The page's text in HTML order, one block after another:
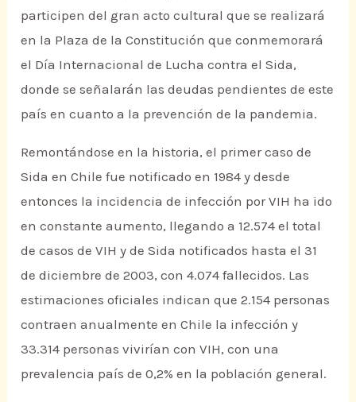
participen del gran acto cultural que se realizará
en la Plaza de la Constitución que conmemorará
el Día Internacional de Lucha contra el Sida,
donde se señalarán las deudas pendientes de este
país en cuanto a la prevención de la pandemia.
Remontándose en la historia, el primer caso de
Sida en Chile fue notificado en 1984 y desde
entonces la incidencia de infección por VIH ha ido
en constante aumento, llegando a 12.574 el total
de casos de VIH y de Sida notificados hasta el 31
de diciembre de 2003, con 4.074 fallecidos. Las
estimaciones oficiales indican que 2.154 personas
contraen anualmente en Chile la infección y
33.314 personas vivirían con VIH, con una
prevalencia país de 0,2% en la población general.